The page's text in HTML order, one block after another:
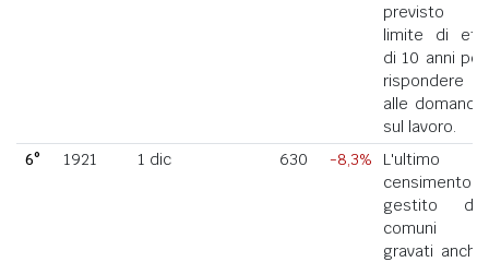
previsto il
limite di età
di 10 anni per
rispondere
alle domande
sul lavoro.
6°
1921 1 dic 630 -8,3%
L'ultimo
censimento
gestito dai
comuni
gravati anche